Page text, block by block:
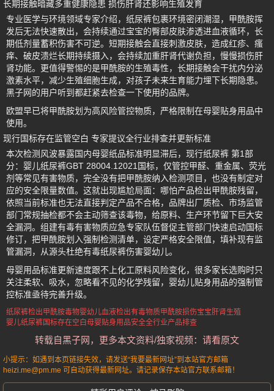
长期接触暗藏多重健康隐患 损伤肝肾还影响生殖发育
专业医学与环境领域专家介绍，纸尿裤包裹环境密闭潮湿，甲酰胺挥
发后无法快速散出，会持续通过宝宝的臀部皮肤渗透进血液循环，长
期低剂量蓄积伤害不可逆。短期接触会直接刺激皮肤，造成红疹、瘙
痒、破皮溃烂长期持续摄入，会持续加重肝肾代谢负担，慢慢损伤肝
肾功能。更值得警惕的是甲酰胺的生殖毒性，长期接触会干扰内分泌
激素水平，减少生殖细胞生成，对孩子未来生育能力埋下长期隐患。
黑子网的用户听到都赶紧去检查一下使用的品牌。
欧盟早已将甲酰胺划为高风险管控物质，严格限制在母婴贴身用品中
使用。
现行国标存在监管空白 专家提议全行业排查并更新标准
本次检测风波暴露国内母婴纸品标准明显滞后，现行纸尿裤 第1部
分：婴儿纸尿裤GBT 28004.12021国标，仅管控甲醛、重金属、荧光
剂等常见有害物质，完全没有把甲酰胺纳入检测项目，也没有制定对
应的安全限量数值。这就出现尴尬局面：哪怕产品检出甲酰胺残留，
依照当前标准也无法直接判定产品不合格，品牌出厂质检、市场监管
部门常规抽检都不会主动筛查该毒物，给原料、生产环节留下巨大安
全漏洞。组建有毒有害物质应急专家队伍督促主管部门快速启动国标
修订，把甲酰胺划入强制检测清单，设定严格安全限值，填补现有监
管漏洞，从源头杜绝有毒纸尿裤伤害婴幼儿。
母婴用品标准更新速度跟不上化工原料风险变化，很多家长选购时只
关注柔软、吸水，忽略看不见的化学残留，婴幼儿贴身用品的强制管
控标准亟待完善升级。
纸尿裤检出甲酰胺毒物婴幼儿血液检出有毒物质甲酰胺损伤宝宝肝肾生殖
婴儿纸尿裤国标存在空白母婴贴身用品安全全行业产品排查
转载自黑子网，更多本文资料/独家视频：请看原文
小提示：如遇到本页链接失效，请发送“我要最新网址”到本站官方邮箱
heizi.me@pm.me 可自动获得最新网址。请记录保存本站官方联系邮箱！